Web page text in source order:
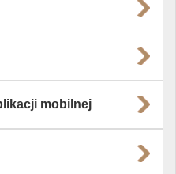
mobilnej